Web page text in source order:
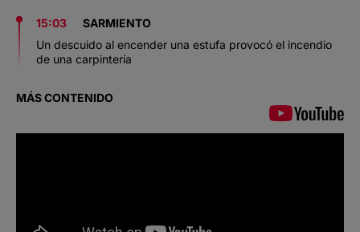
15:03
SARMIENTO
Un descuido al encender una estufa provocó el incendio
de una carpintería
MÁS CONTENIDO